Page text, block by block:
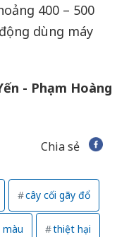
400 – 500
dùng máy
- Phạm Hoàng
Chia sẻ
cây cối gãy đổ
thiệt hại